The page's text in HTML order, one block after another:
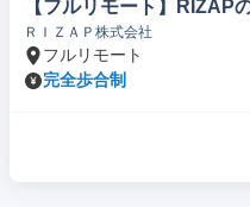
【フルリモート】RIZAP
ＲＩＺＡＰ株式会社
フルリモート
完全歩合制